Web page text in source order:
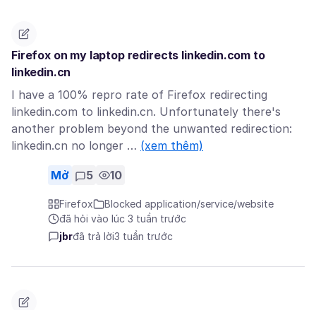
Firefox on my laptop redirects linkedin.com to
linkedin.cn
I have a 100% repro rate of Firefox redirecting
linkedin.com to linkedin.cn. Unfortunately there's
another problem beyond the unwanted redirection:
linkedin.cn no longer … (xem thêm)
Mở 5 10
Firefox
Blocked application/service/website
đã hỏi vào lúc 3 tuần trước
jbrđã trả lời3 tuần trước